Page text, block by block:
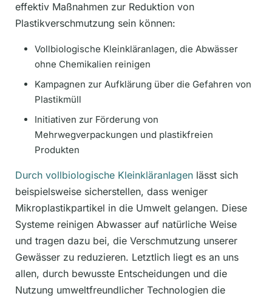
effektiv Maßnahmen zur Reduktion von
Plastikverschmutzung sein können:
Vollbiologische Kleinkläranlagen, die Abwässer
ohne Chemikalien reinigen
Kampagnen zur Aufklärung über die Gefahren von
Plastikmüll
Initiativen zur Förderung von
Mehrwegverpackungen und plastikfreien
Produkten
Durch vollbiologische Kleinkläranlagen lässt sich
beispielsweise sicherstellen, dass weniger
Mikroplastikpartikel in die Umwelt gelangen. Diese
Systeme reinigen Abwasser auf natürliche Weise
und tragen dazu bei, die Verschmutzung unserer
Gewässer zu reduzieren. Letztlich liegt es an uns
allen, durch bewusste Entscheidungen und die
Nutzung umweltfreundlicher Technologien die